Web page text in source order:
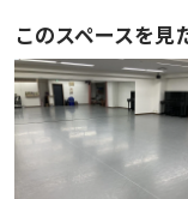
このスペースを見